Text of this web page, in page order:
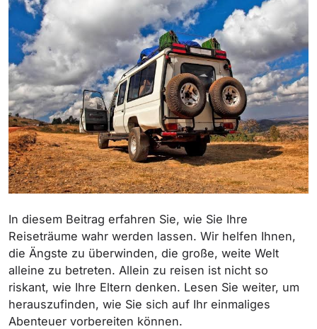
In diesem Beitrag erfahren Sie, wie Sie Ihre
Reiseträume wahr werden lassen. Wir helfen Ihnen,
die Ängste zu überwinden, die große, weite Welt
alleine zu betreten. Allein zu reisen ist nicht so
riskant, wie Ihre Eltern denken. Lesen Sie weiter, um
herauszufinden, wie Sie sich auf Ihr einmaliges
Abenteuer vorbereiten können.